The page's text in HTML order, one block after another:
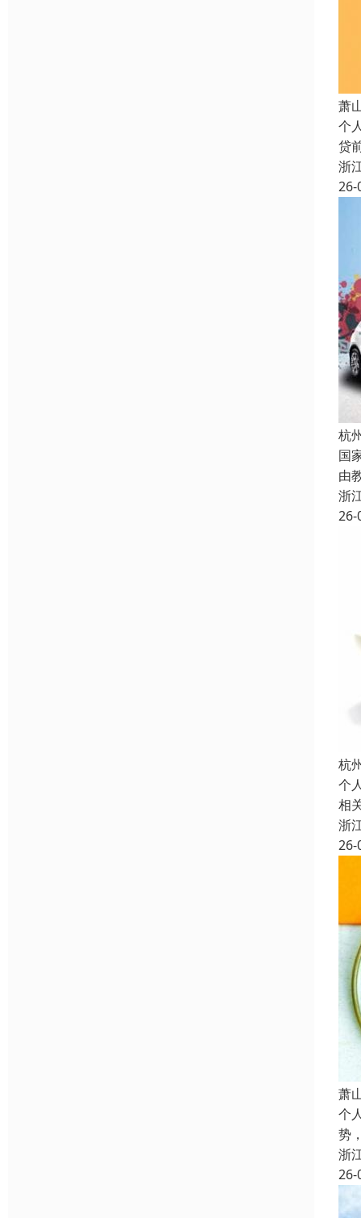
萧
个
贷
浙
26-
杭
国
由
浙
26-
杭
个
相
浙
26-
萧
个
势
浙
26-